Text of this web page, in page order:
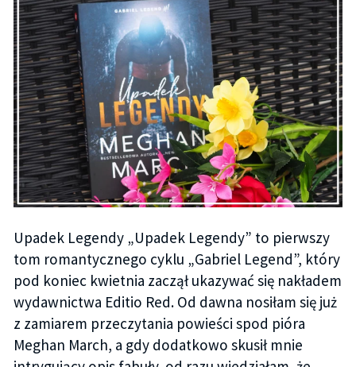
Upadek Legendy „Upadek Legendy” to pierwszy
tom romantycznego cyklu „Gabriel Legend”, który
pod koniec kwietnia zaczął ukazywać się nakładem
wydawnictwa Editio Red. Od dawna nosiłam się już
z zamiarem przeczytania powieści spod pióra
Meghan March, a gdy dodatkowo skusił mnie